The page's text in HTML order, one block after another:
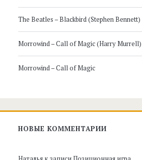
The Beatles – Blackbird (Stephen Bennett)
Morrowind – Call of Magic (Harry Murrell)
Morrowind – Call of Magic
НОВЫЕ КОММЕНТАРИИ